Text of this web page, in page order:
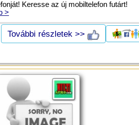
Keresse az új mobiltelefon futárt!
>
További részletek >>